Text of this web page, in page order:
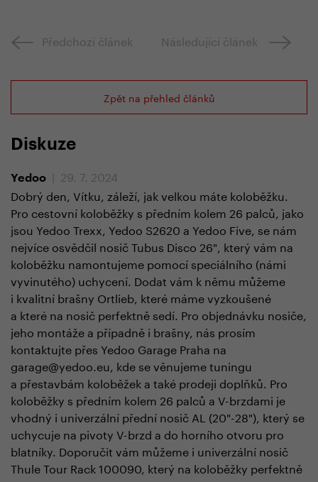
Předchozí článek Následující článek
Zpět na přehled článků
Diskuze
Yedoo
| 29. 7. 2024
Dobrý den, Vítku, záleží, jak velkou máte koloběžku.
Pro cestovní koloběžky s předním kolem 26 palců, jako
jsou Yedoo Trexx, Yedoo S2620 a Yedoo Five, se nám
nejvíce osvědčil nosič Tubus Disco 26", který vám na
koloběžku namontujeme pomocí speciálního (námi
vyvinutého) uchycení. Dodat vám k němu můžeme
i kvalitní brašny Ortlieb, které máme vyzkoušené
a které na nosič perfektně sedí. Pro objednávku nosiče,
jeho montáže a případně i brašny, nás prosím
kontaktujte přes Yedoo Garage Praha na
garage@yedoo.eu, kde se věnujeme tuningu
a přestavbám koloběžek a také prodeji doplňků. Pro
koloběžky s předním kolem 26 palců a V-brzdami je
vhodný i univerzální přední nosič AL (20"-28"), který se
uchycuje na pivoty V-brzd a do horního otvoru pro
blatníky. Doporučit vám můžeme i univerzální nosič
Thule Tour Rack 100090, který na koloběžky perfektně